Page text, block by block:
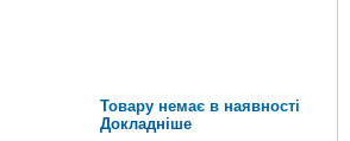
Товару немає в наявності
Докладніше